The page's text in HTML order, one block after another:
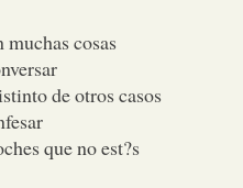
muchas cosas
de otros casos
que no est?s